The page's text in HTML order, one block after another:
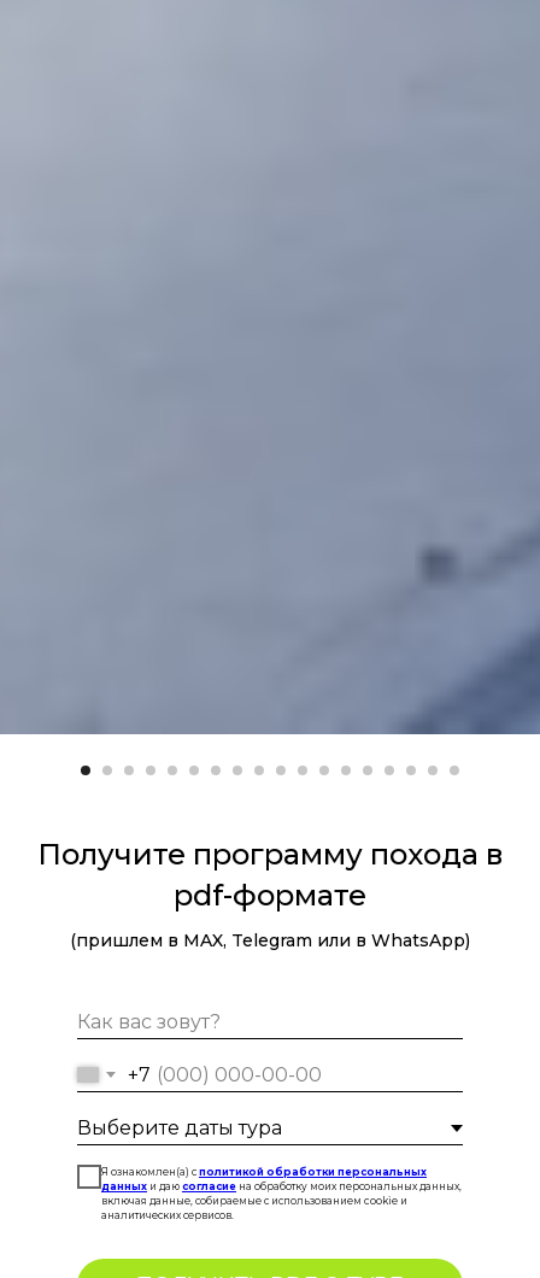
Получите программу похода в
pdf-формате
(пришлем в MAX, Telegram или в WhatsApp)
+7
Я ознакомлен(а) с политикой обработки персональных
данных и даю согласие на обработку моих персональных данных,
включая данные, собираемые с использованием cookie и
аналитических сервисов.